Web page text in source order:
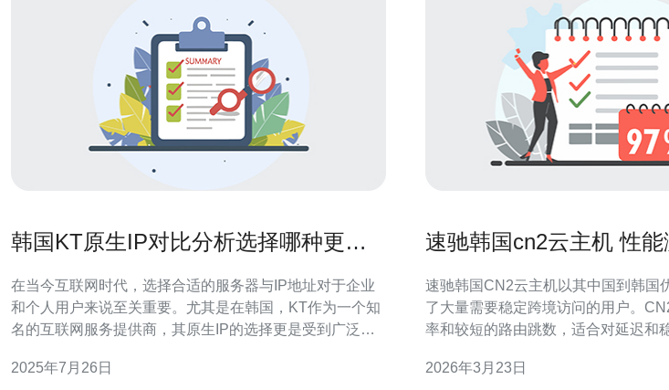
韩国KT原生IP对比分析选择哪种更合
在当今互联网时代，选择合适的服务器与IP地址对于企业
和个人用户来说至关重要。尤其是在韩国，KT作为一个知
名的互联网服务提供商，其原生IP的选择更是受到广泛关
合适的选择。 首先，我们需要了解什么是原生IP。原生IP
2025年7月26日
速驰韩国cn2云主机 性
速驰韩国CN2云主机以其中国到韩国
了大量需要稳定跨境访问的用户。
率和较短的路由跳数，适合对延迟和
面，速驰韩国CN2云主机通常提供多
2026年3月23日